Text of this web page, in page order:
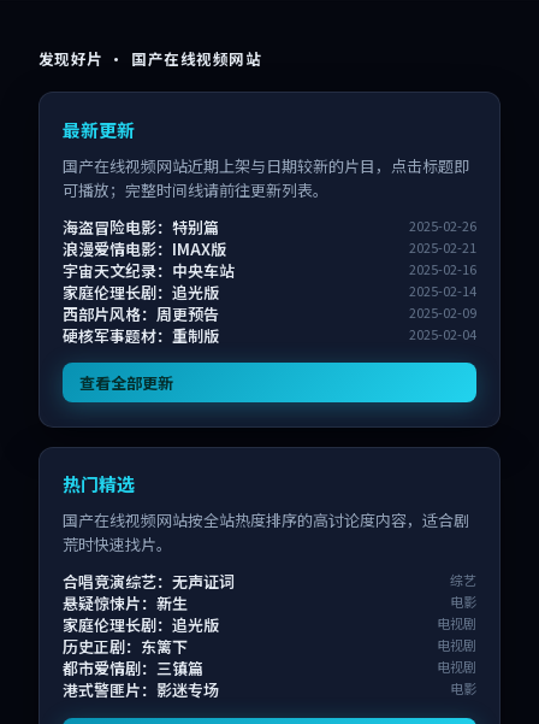
发现好片 · 国产在线视频网站
最新更新
国产在线视频网站近期上架与日期较新的片目，点击标题即
可播放；完整时间线请前往更新列表。
海盗冒险电影：特别篇
2025-02-26
浪漫爱情电影：IMAX版 2025-02-21
宇宙天文纪录：中央车站 2025-02-16
家庭伦理长剧：追光版 2025-02-14
西部片风格：周更预告 2025-02-09
硬核军事题材：重制版 2025-02-04
查看全部更新
热门精选
国产在线视频网站按全站热度排序的高讨论度内容，适合剧
荒时快速找片。
合唱竞演综艺：无声证词
综艺
悬疑惊悚片：新生 电影
家庭伦理长剧：追光版 电视剧
历史正剧：东篱下 电视剧
都市爱情剧：三镇篇 电视剧
港式警匪片：影迷专场 电影